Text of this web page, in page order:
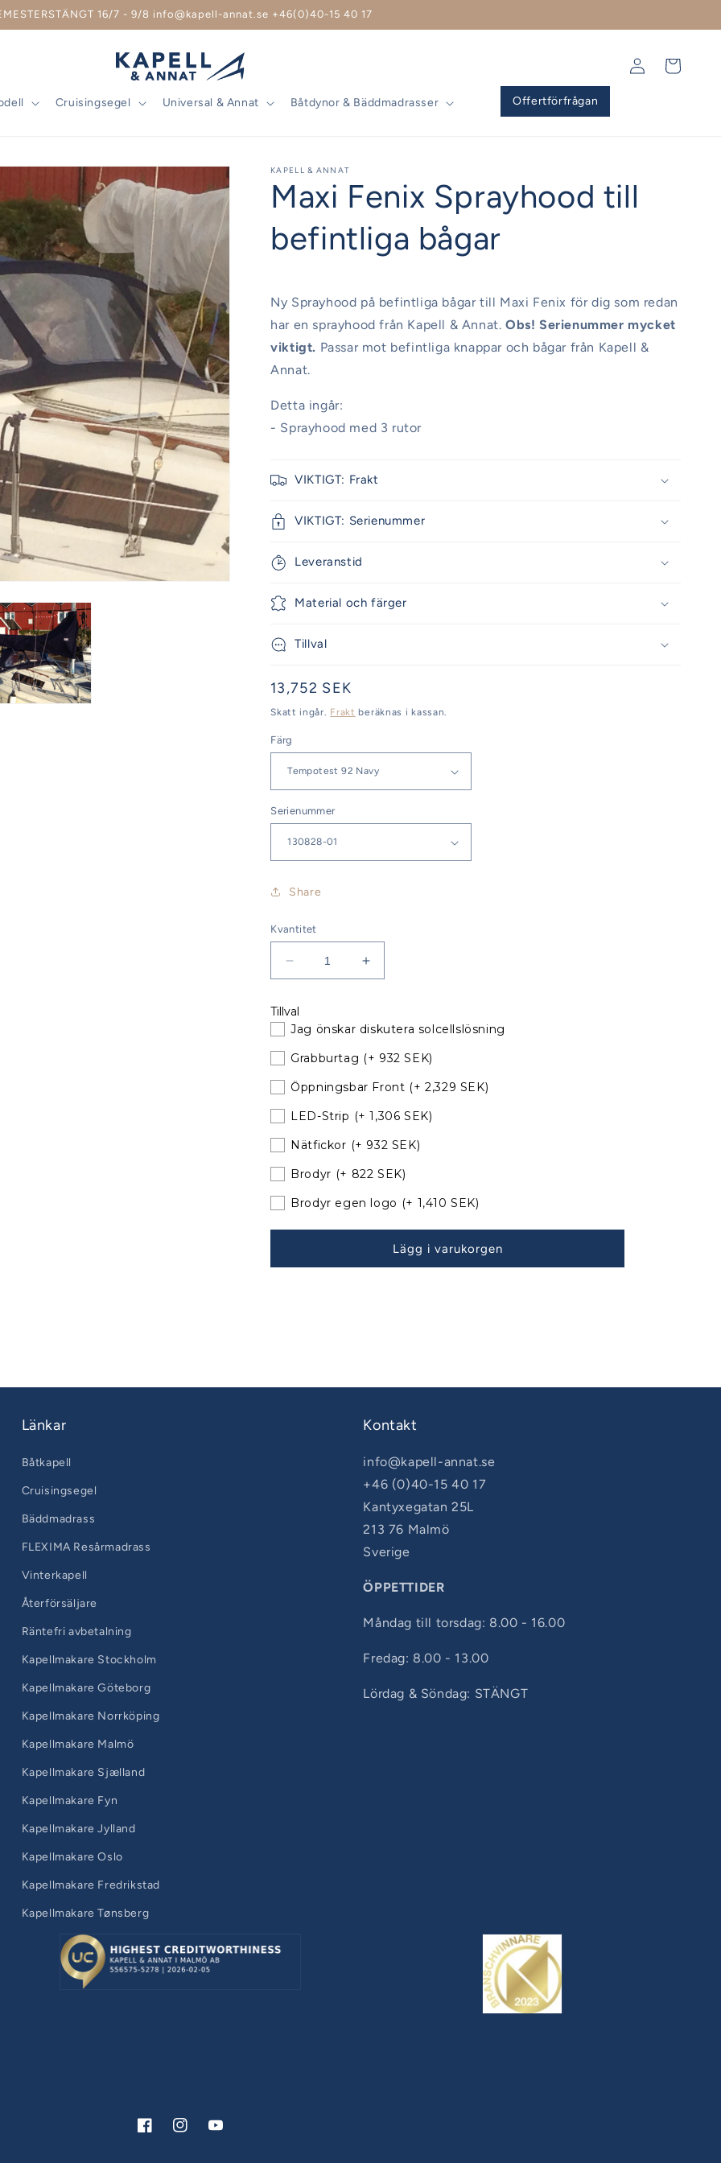
16/7 - 9/8 info@kapell-annat.se +46(0)40-15 40 17
Cruisingsegel Universal & Annat Båtdynor & Bäddmadrasser Offertförfrågan
Logga
Varukorg
KAPELL & ANNAT
Maxi Fenix Sprayhood till
befintliga bågar
Ny Sprayhood på befintliga bågar till Maxi Fenix för dig som redan
har en sprayhood från Kapell & Annat. Obs! Serienummer mycket
viktigt. Passar mot befintliga knappar och bågar från Kapell &
Annat.
Detta ingår:
- Sprayhood med 3 rutor
VIKTIGT: Frakt
VIKTIGT: Serienummer
Leveranstid
Material och färger
Tillval
Ordinarie
pris
13,752 SEK
Skatt ingår. Frakt beräknas i kassan.
Färg
Serienummer
Share
Kvantitet
Minska
kvantitet
Maxi
Fenix
Sprayhood
befintliga
Öka
kvantitet
Fenix
Sprayhood
till
befintliga
Tillval
Jag önskar diskutera solcellslösning
Grabburtag (+ 932 SEK)
Öppningsbar Front (+ 2,329 SEK)
LED-Strip (+ 1,306 SEK)
Nätfickor (+ 932 SEK)
Brodyr (+ 822 SEK)
Brodyr egen logo (+ 1,410 SEK)
Lägg i varukorgen
Länkar
Båtkapell
Cruisingsegel
Bäddmadrass
FLEXIMA Resårmadrass
Vinterkapell
Återförsäljare
Räntefri avbetalning
Kapellmakare Stockholm
Kapellmakare Göteborg
Kapellmakare Norrköping
Kapellmakare Malmö
Kapellmakare Sjælland
Kapellmakare Fyn
Kapellmakare Jylland
Kapellmakare Oslo
Kapellmakare Fredrikstad
Kapellmakare Tønsberg
Kontakt
info@kapell-annat.se
+46 (0)40-15 40 17
Kantyxegatan 25L
213 76 Malmö
Sverige
ÖPPETTIDER
Måndag till torsdag: 8.00 - 16.00
Fredag: 8.00 - 13.00
Lördag & Söndag: STÄNGT
FacebookInstagramYouTube